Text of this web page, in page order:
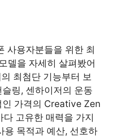
사용자분들을 위한 최
델을 자세히 살펴봤어
최첨단 기능부터 보
링, 센하이저의 운동
인 가격의 Creative Zen
고유한 매력을 가지
용 목적과 예산, 선호하